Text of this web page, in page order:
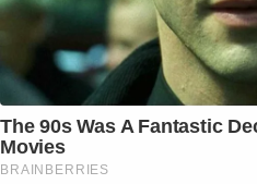
The 90s Was A Fantastic
Movies
BRAINBERRIES